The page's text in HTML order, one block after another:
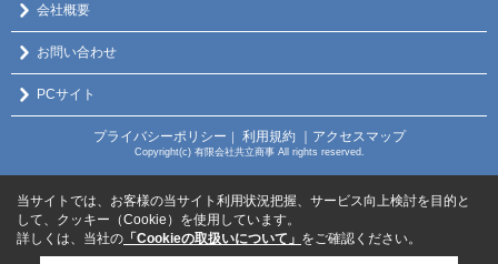
会社概要
お問い合わせ
PCサイト
プライバシーポリシー ｜ 利用規約 ｜アクセスマップ
Copyright(c) 有限会社共立商事 All rights reserved.
当サイトでは、お客様の当サイト利用状況把握、サービス向上検討を目的と
して、クッキー（Cookie）を使用しています。
詳しくは、当社の 「Cookieの取扱いについて」 をご確認ください。